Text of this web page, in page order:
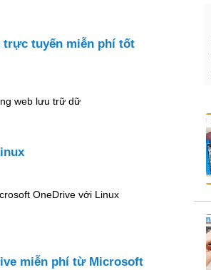
tuyến miễn phí tốt
web lưu trữ dữ
OneDrive với Linux
miễn phí từ Microsoft